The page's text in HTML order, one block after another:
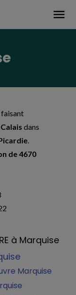
menu
faisant
dans
.
de 4670
à Marquise
Marquise